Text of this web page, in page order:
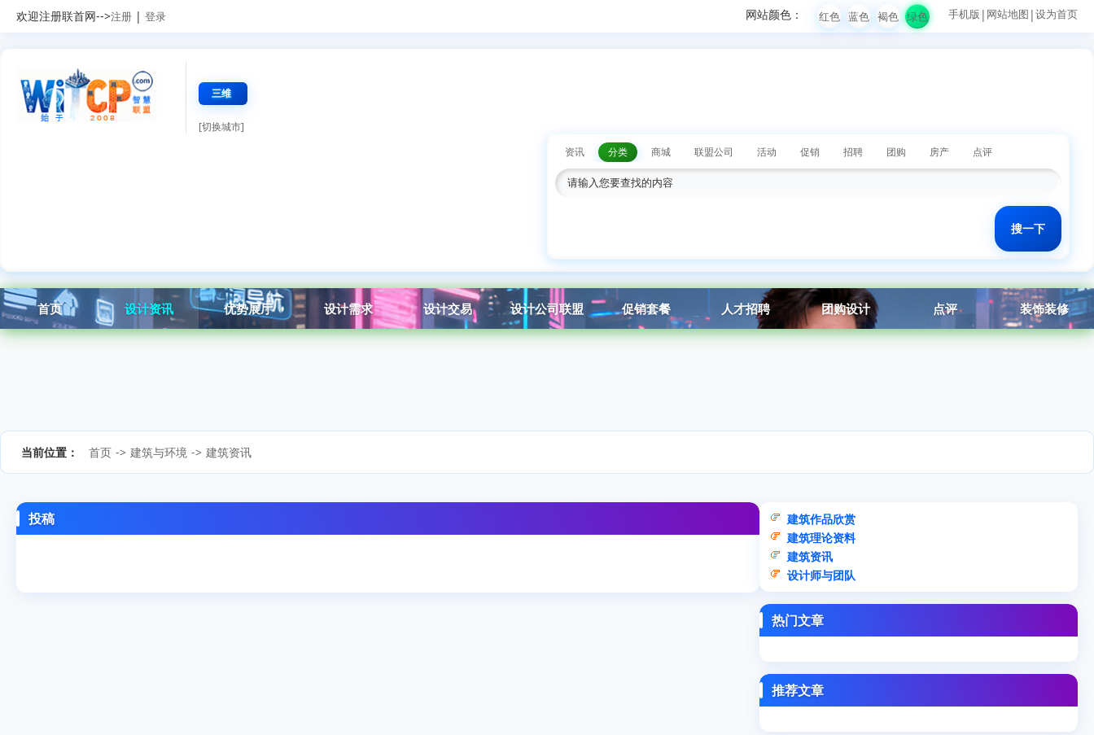
欢迎注册联首网-->注册 | 登录 手机版 | 网站地图 |设为首页
红色 蓝色 褐色 绿色
网站颜色：
三维
[切换城市]
资讯
分类 商城 联盟公司 活动 促销 招聘 团购 房产 点评
首页 设计资讯 优势展厅 设计需求 设计交易 设计公司联盟 促销套餐 人才招聘 团购设计 点评 装饰装修
当前位置： 首页 -> 建筑与环境 -> 建筑资讯
投稿
建筑作品欣赏
建筑理论资料
建筑资讯
设计师与团队
热门文章
推荐文章